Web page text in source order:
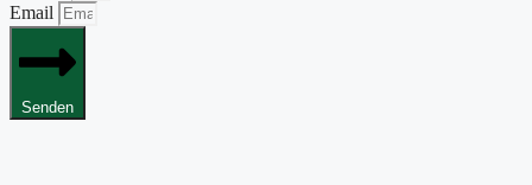
Email
Senden